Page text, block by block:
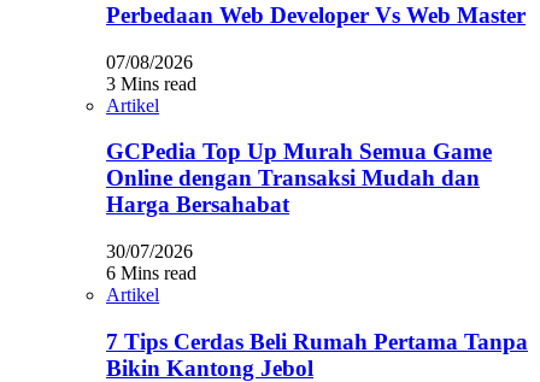
Perbedaan Web Developer Vs Web Master
07/08/2026
3 Mins read
Artikel
GCPedia Top Up Murah Semua Game
Online dengan Transaksi Mudah dan
Harga Bersahabat
30/07/2026
6 Mins read
Artikel
7 Tips Cerdas Beli Rumah Pertama Tanpa
Bikin Kantong Jebol